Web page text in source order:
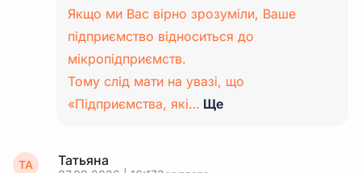
Якщо ми Вас вірно зрозуміли, Ваше
підприємство відноситься до
мікропідприємств.
Тому слід мати на увазі, що
«Підприємства, які… Ще
ТА Татьяна